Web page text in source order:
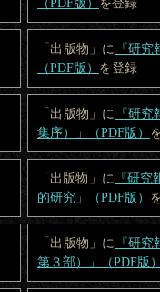
（PDF版） を登録
「出版物」に
『研
（PDF版） を登録
「出版物」に
『研
集序）」（PDF版）
「出版物」に 『研
的研究」（PDF版）
「出版物」に
『研
第３部）」（PDF版